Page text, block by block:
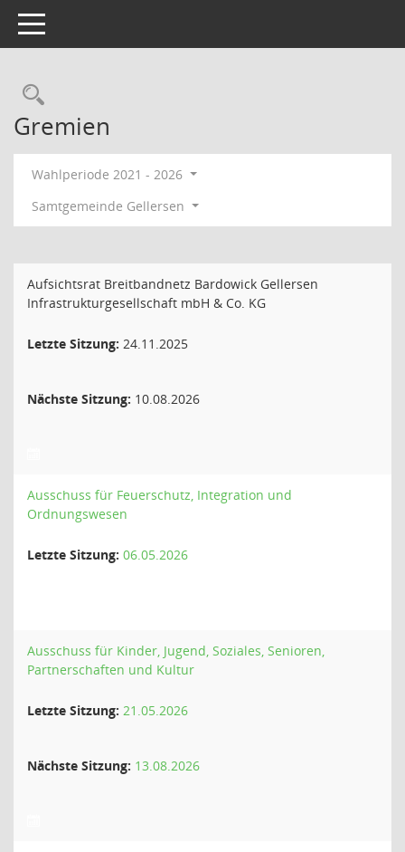
Toggle navigation
Rechercheauswahl
Gremien
Wahlperiode 2021 - 2026
Samtgemeinde Gellersen
Aufsichtsrat Breitbandnetz Bardowick Gellersen
Infrastrukturgesellschaft mbH & Co. KG
Letzte Sitzung: 24.11.2025
Nächste Sitzung: 10.08.2026
Ausschuss für Feuerschutz, Integration und
Ordnungswesen
Letzte Sitzung: 06.05.2026
Ausschuss für Kinder, Jugend, Soziales, Senioren,
Partnerschaften und Kultur
Letzte Sitzung: 21.05.2026
Nächste Sitzung: 13.08.2026